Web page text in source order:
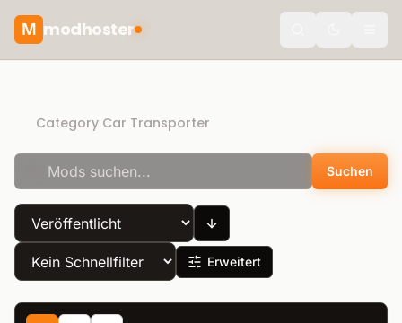
M modhoster
Category Car Transporter
Suchen
Erweitert